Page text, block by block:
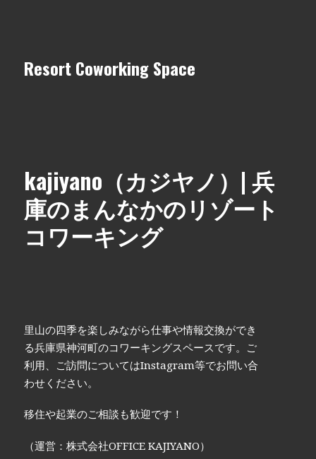
Resort Coworking Space
kajiyano（カジヤノ）| 兵
庫のまんなかのリゾート
コワーキング
里山の四季を楽しみながら仕事や情報交換ができ
る兵庫県神河町のコワーキングスペースです。ご
利用、ご訪問についてはInstagram等でお問い合
わせください。
移住や起業のご相談も歓迎です！
（運営：株式会社OFFICE KAJIYANO）